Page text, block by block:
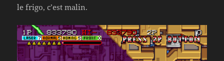
le frigo, c’est malin.